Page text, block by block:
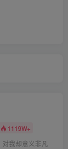
1119W+
我却意义非凡